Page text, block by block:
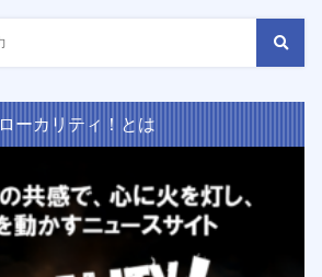
ローカリティ！とは